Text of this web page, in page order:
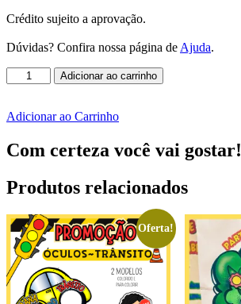
Crédito sujeito a aprovação.
Dúvidas? Confira nossa página de Ajuda.
GRATUITO
-
DE
PARA
AGENDA
Adicionar ao carrinho
Adicionar ao Carrinho
Com certeza você vai gostar!
Produtos relacionados
Oferta!